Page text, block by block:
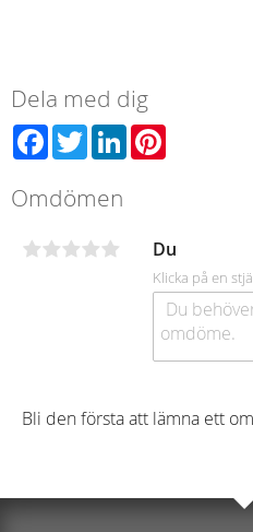
Dela med dig
Facebook
TwitterLinkedIn
Omdömen
Du
Klicka på en
Bli den första att lämna ett